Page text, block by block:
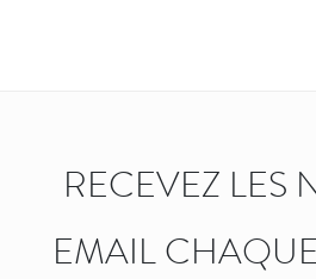
RECEVEZ LES
EMAIL